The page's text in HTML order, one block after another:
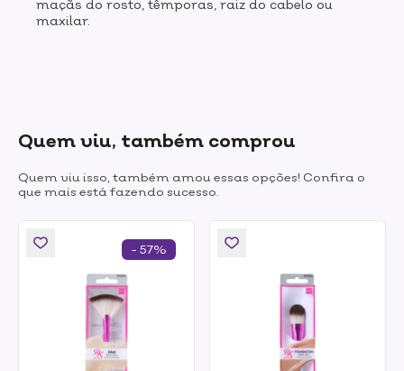
maçãs do rosto, têmporas, raiz do cabelo ou
maxilar.
Quem viu, também comprou
Quem viu isso, também amou essas opções! Confira o
que mais está fazendo sucesso.
- 57%